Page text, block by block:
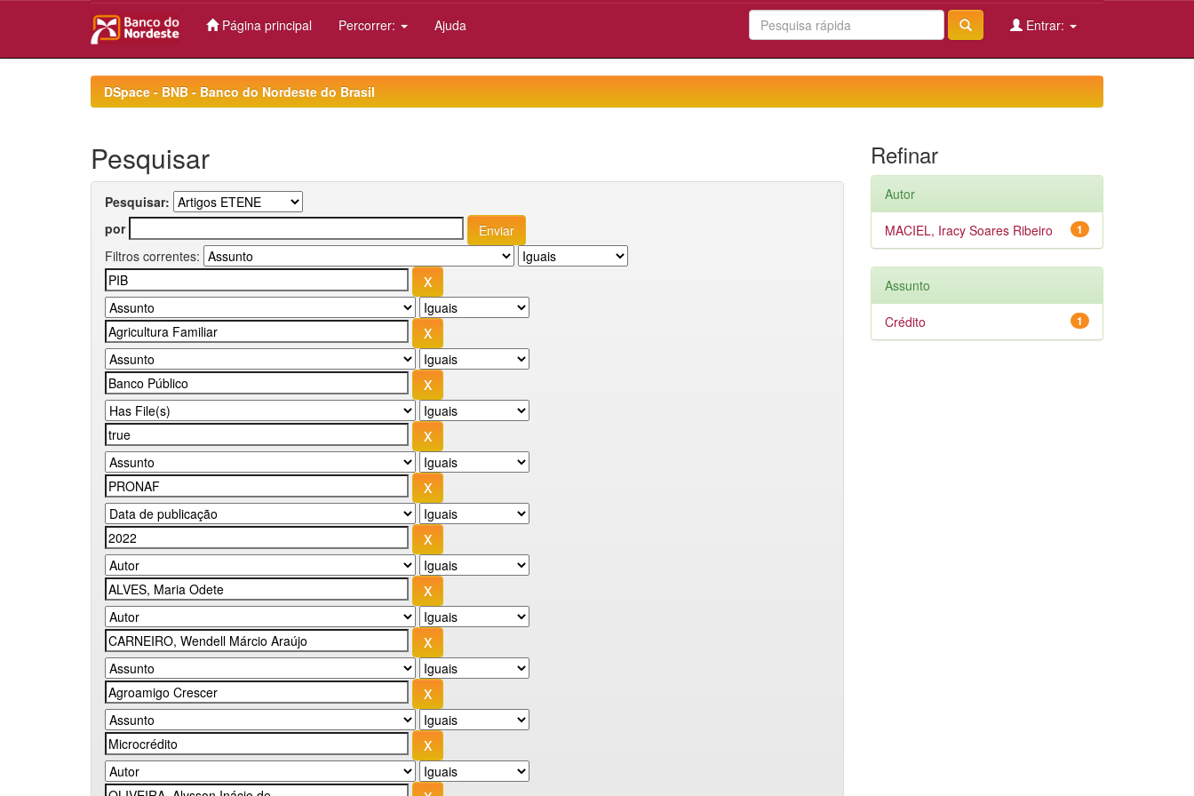
Página principal Percorrer: Ajuda Entrar:
DSpace - BNB - Banco do Nordeste do Brasil
Pesquisar
Pesquisar:
por
Filtros correntes:
Refinar
Autor
1
MACIEL, Iracy Soares Ribeiro
Assunto
1
Crédito